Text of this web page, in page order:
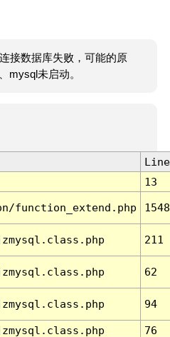
接数据库失败，可能的原
mysql未启动。
Line
13
function_extend.php 1548
211
62
94
76